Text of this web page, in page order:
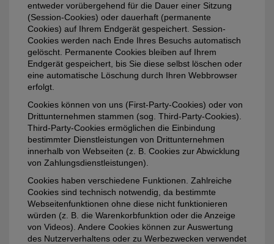
entweder vorübergehend für die Dauer einer Sitzung
(Session-Cookies) oder dauerhaft (permanente
Cookies) auf Ihrem Endgerät gespeichert. Session-
Cookies werden nach Ende Ihres Besuchs automatisch
gelöscht. Permanente Cookies bleiben auf Ihrem
Endgerät gespeichert, bis Sie diese selbst löschen oder
eine automatische Löschung durch Ihren Webbrowser
erfolgt.
Cookies können von uns (First-Party-Cookies) oder von
Drittunternehmen stammen (sog. Third-Party-Cookies).
Third-Party-Cookies ermöglichen die Einbindung
bestimmter Dienstleistungen von Drittunternehmen
innerhalb von Webseiten (z. B. Cookies zur Abwicklung
von Zahlungsdienstleistungen).
Cookies haben verschiedene Funktionen. Zahlreiche
Cookies sind technisch notwendig, da bestimmte
Webseitenfunktionen ohne diese nicht funktionieren
würden (z. B. die Warenkorbfunktion oder die Anzeige
von Videos). Andere Cookies können zur Auswertung
des Nutzerverhaltens oder zu Werbezwecken verwendet